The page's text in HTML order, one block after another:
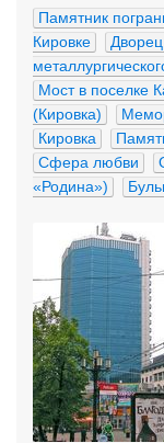
Памятник
Кировке
Мост в поселке
(Кировка)
Кировка
Сфера любви
«Родина»)